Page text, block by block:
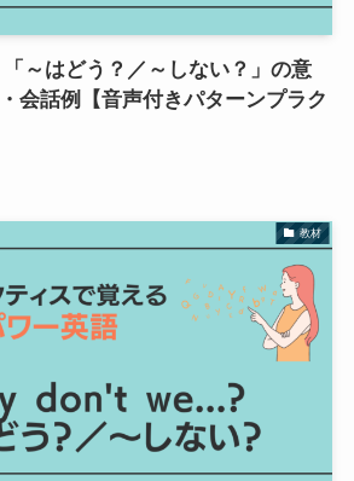
～はどう？／～しない？」の意
会話例【音声付きパターンプラク
教材